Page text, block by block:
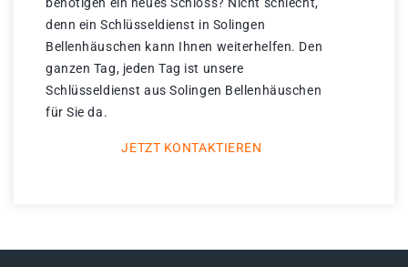
benötigen ein neues Schloss? Nicht schlecht,
denn ein Schlüsseldienst in Solingen
Bellenhäuschen kann Ihnen weiterhelfen. Den
ganzen Tag, jeden Tag ist unsere
Schlüsseldienst aus Solingen Bellenhäuschen
für Sie da.
JETZT KONTAKTIEREN